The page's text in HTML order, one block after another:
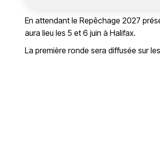
En attendant le Repêchage 2027
aura lieu les 5 et 6 juin à Halifax.
La première ronde sera diffusée sur